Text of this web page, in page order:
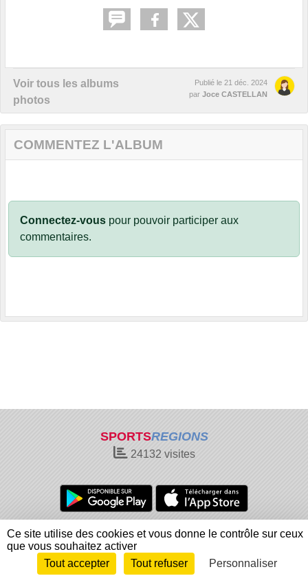
Voir tous les albums
photos
Publié le 21 déc. 2024
par Joce CASTELLAN
COMMENTEZ L'ALBUM
Connectez-vous pour pouvoir participer aux
commentaires.
SPORTSREGIONS
24132 visites
Charte cookies
Gestion des cookies
Informations légales
Signaler un contenu inapproprié
Envie de participer ?
Connexion
Ce site utilise des cookies et vous donne le contrôle sur ceux
que vous souhaitez activer
Tout accepter
Tout refuser Personnaliser